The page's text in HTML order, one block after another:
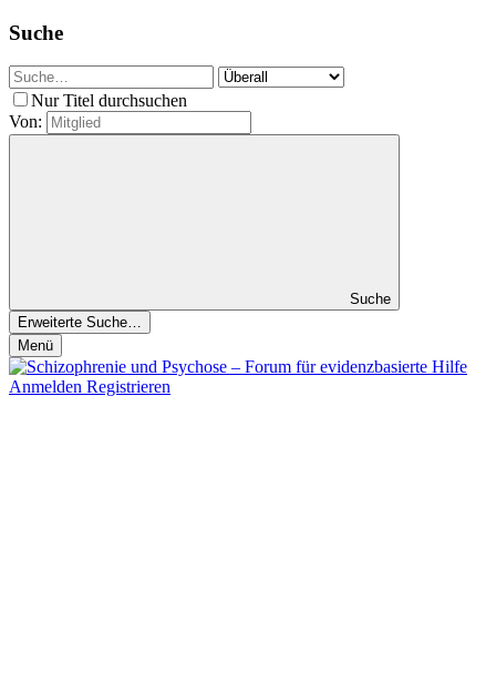
Suche
Nur Titel durchsuchen
Von:
Suche
Erweiterte Suche…
Menü
Anmelden Registrieren